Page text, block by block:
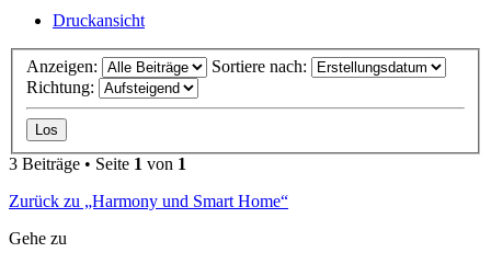
Druckansicht
Anzeigen:
Sortiere nach:
Richtung:
3 Beiträge • Seite 1 von 1
Zurück zu „Harmony und Smart Home“
Gehe zu